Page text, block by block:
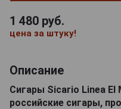
1 480 руб.
цена за штуку!
Описание
Сигары Sicario Linea
российские сигары,